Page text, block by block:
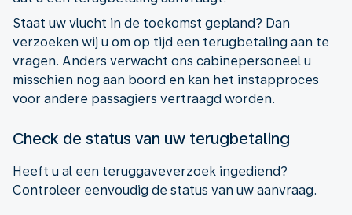
Staat uw vlucht in de toekomst gepland? Dan
verzoeken wij u om op tijd een terugbetaling aan te
vragen. Anders verwacht ons cabinepersoneel u
misschien nog aan boord en kan het instapproces
voor andere passagiers vertraagd worden.
Check de status van uw terugbetaling
Heeft u al een teruggaveverzoek ingediend?
Controleer eenvoudig de status van uw aanvraag.